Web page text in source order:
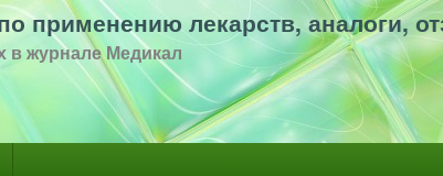
применению лекарств, аналоги,
в журнале Медикал